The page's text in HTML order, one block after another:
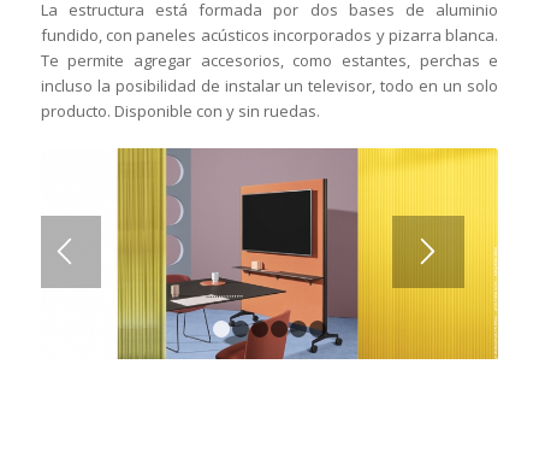
La estructura está formada por dos bases de aluminio
fundido, con paneles acústicos incorporados y pizarra blanca.
Te permite agregar accesorios, como estantes, perchas e
incluso la posibilidad de instalar un televisor, todo en un solo
producto. Disponible con y sin ruedas.
1